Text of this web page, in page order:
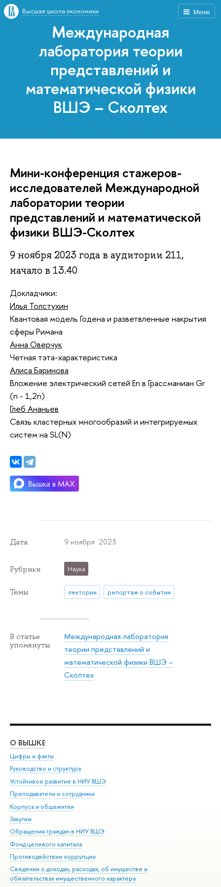
Меню
Высшая школа экономики
Международная
лаборатория теории
представлений и
математической физики
ВШЭ – Сколтех
Мини-конференция стажеров-
исследователей Международной
лаборатории теории
представлений и математической
физики ВШЭ-Сколтех
9 ноября 2023 года в аудитории 211,
начало в 13.40
Докладчики:
Илья Толстухин
Квантовая модель Годена и разветвленные накрытия
сферы Римана
Анна Оверчук
Четная тэта-характеристика
Алиса Баринова
Вложение электрический сетей En в Грассманиан Gr
(n - 1,2n)
Глеб Ананьев
Связь кластерных многообразий и интегрируемых
систем на SL(N)
Дата 9 ноября 2023
Рубрики Наука
Темы лектории репортаж о событии
В статье
упомянуты
Международная лаборатория
теории представлений и
математической физики ВШЭ –
Сколтех
О ВЫШКЕ
Цифры и факты
Руководство и структура
Устойчивое развитие в НИУ ВШЭ
Преподаватели и сотрудники
Корпуса и общежития
Закупки
Обращения граждан в НИУ ВШЭ
Фонд целевого капитала
Противодействие коррупции
Сведения о доходах, расходах, об имуществе и
обязательствах имущественного характера